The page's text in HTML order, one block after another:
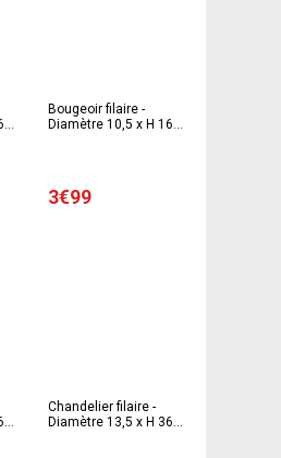
Bougeoir filaire -
Diamètre 10,5 x H 16
3€99
Chandelier filaire -
Diamètre 13,5 x H 36